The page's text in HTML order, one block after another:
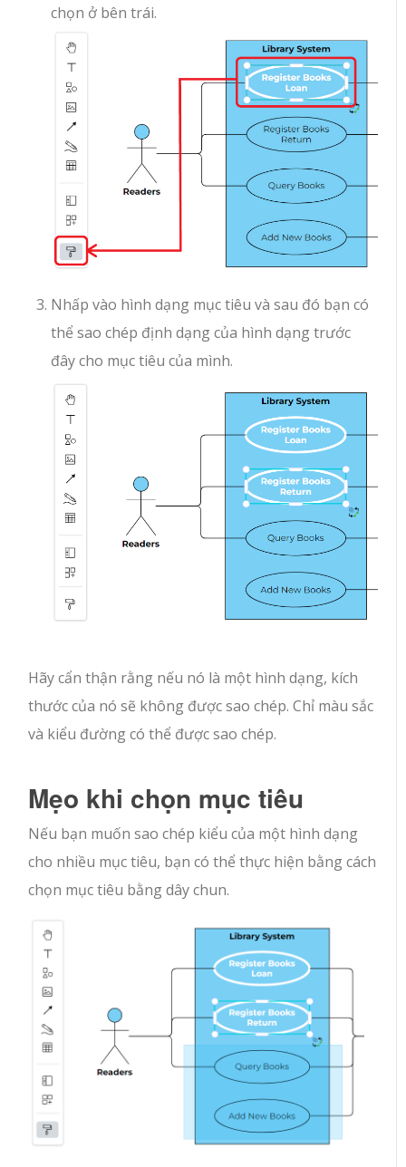
chọn ở bên trái.
Nhấp vào hình dạng mục tiêu và sau đó bạn có
thể sao chép định dạng của hình dạng trước
đây cho mục tiêu của mình.
Hãy cẩn thận rằng nếu nó là một hình dạng, kích
thước của nó sẽ không được sao chép. Chỉ màu sắc
và kiểu đường có thể được sao chép.
Mẹo khi chọn mục tiêu
Nếu bạn muốn sao chép kiểu của một hình dạng
cho nhiều mục tiêu, bạn có thể thực hiện bằng cách
chọn mục tiêu bằng dây chun.